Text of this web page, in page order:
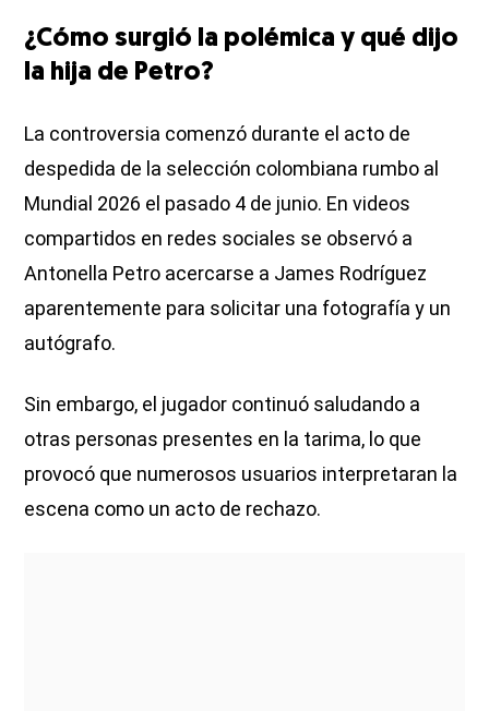
¿Cómo surgió la polémica y qué dijo
la hija de Petro?
La controversia comenzó durante el acto de
despedida de la selección colombiana rumbo al
Mundial 2026 el pasado 4 de junio. En videos
compartidos en redes sociales se observó a
Antonella Petro acercarse a James Rodríguez
aparentemente para solicitar una fotografía y un
autógrafo.
Sin embargo, el jugador continuó saludando a
otras personas presentes en la tarima, lo que
provocó que numerosos usuarios interpretaran la
escena como un acto de rechazo.